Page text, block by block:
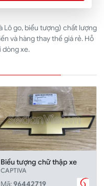
Lô go, biểu tượng) chất lượng
và hàng thay thế giá rẻ. Hỗ
dòng xe.
Biểu tượng chữ thập xe
CAPTIVA
Mã:96442719